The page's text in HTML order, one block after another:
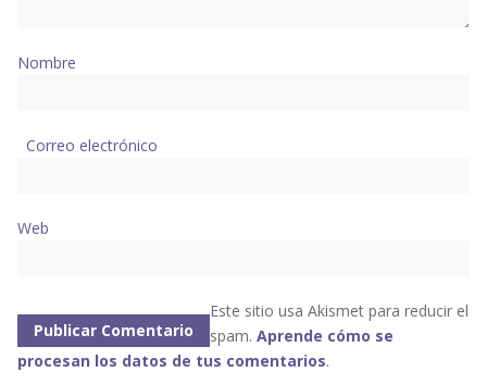
Nombre
Correo electrónico
Web
Este sitio usa Akismet para reducir el
spam. Aprende cómo se
procesan los datos de tus comentarios.